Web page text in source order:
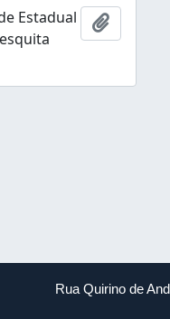
Estadual
Ajouter
Rua Quirino de